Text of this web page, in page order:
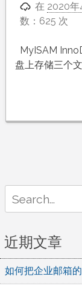
在 2020年
数：625 次
MyISAM
盘上存储三个
for:
近期文章
如何把企业邮箱